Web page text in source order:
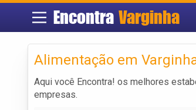
Encontra Varginha
Alimentação em
Aqui você Encontra! os melhores
empresas.